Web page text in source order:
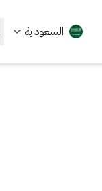
السعودية